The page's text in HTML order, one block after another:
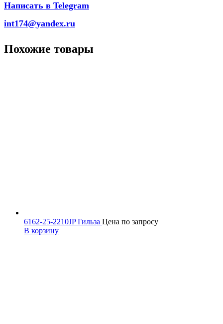
Написать в Telegram
int174@yandex.ru
Похожие товары
6162-25-2210JP Гильза Цена по запросу
В корзину